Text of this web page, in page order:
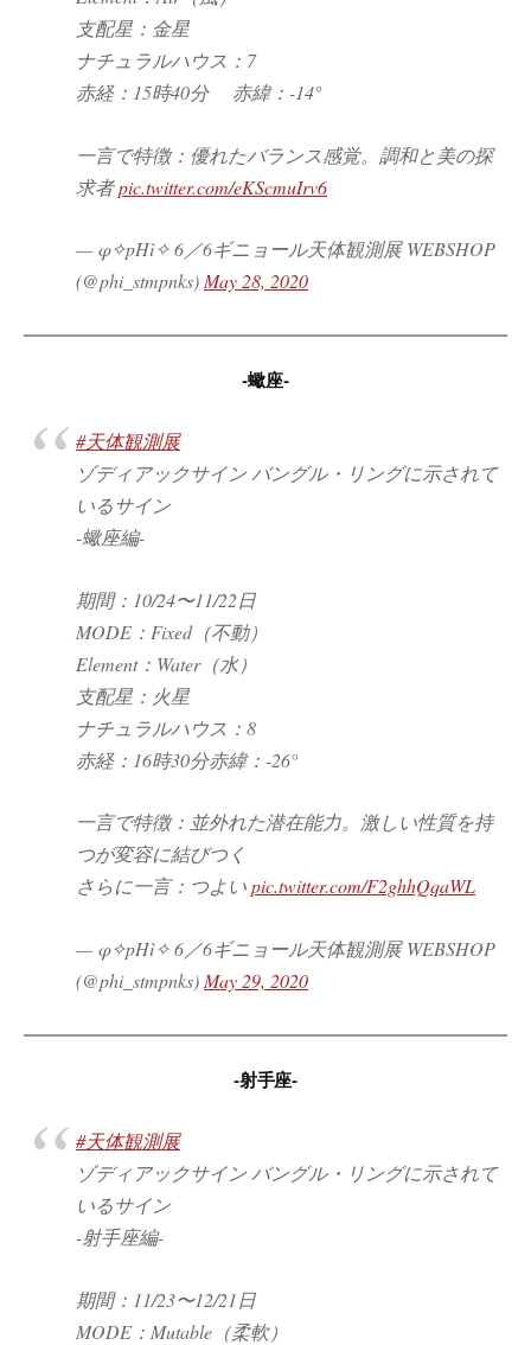
支配星：金星
ナチュラルハウス：7
赤経：15時40分 赤緯：-14°
一言で特徴：優れたバランス感覚。調和と美の探
求者pic.twitter.com/eKScmuIrv6
— φ✧pHì✧ 6／6ギニョール天体観測展 WEBSHOP
(@phi_stmpnks) May 28, 2020
-蠍座-
#天体観測展
ゾディアックサイン バングル・リングに示されて
いるサイン
-蠍座編-
期間：10/24〜11/22日
MODE：Fixed（不動）
Element：Water（水）
支配星：火星
ナチュラルハウス：8
赤経：16時30分赤緯：-26°
一言で特徴：並外れた潜在能力。激しい性質を持
つが変容に結びつく
さらに一言：つよいpic.twitter.com/F2ghhQqaWL
— φ✧pHì✧ 6／6ギニョール天体観測展 WEBSHOP
(@phi_stmpnks) May 29, 2020
-射手座-
#天体観測展
ゾディアックサイン バングル・リングに示されて
いるサイン
-射手座編-
期間：11/23〜12/21日
MODE：Mutable（柔軟）